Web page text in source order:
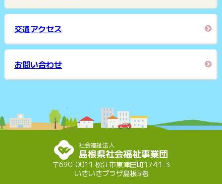
交通アクセス
お問い合わせ
社会福祉法人
島根県社会福祉事業団
〒690-0011 松江市東津田町1741-3
いきいきプラザ島根5階